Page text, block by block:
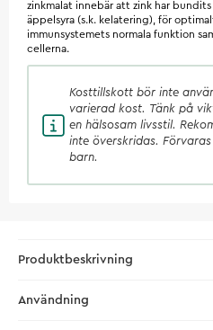
zinkmalat innebär att zink har
äppelsyra (s.k. kelatering), för
immunsystemets normala funktion
cellerna.
Kosttillskott bör inte
varierad kost. Tänk på
en hälsosam livsstil.
inte överskridas.
barn.
Produktbeskrivning
Användning